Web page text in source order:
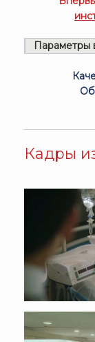
Параметры
Кадры